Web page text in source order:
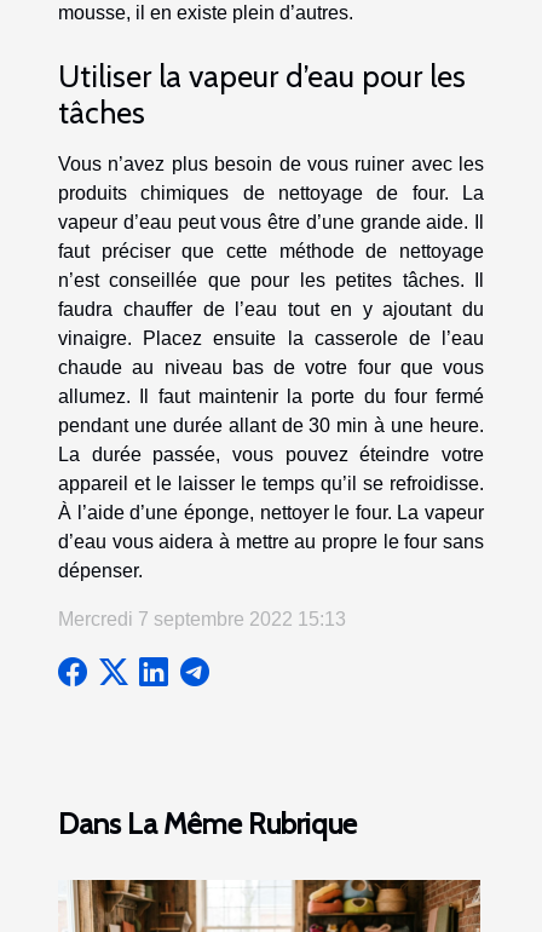
mousse, il en existe plein d’autres.
Utiliser la vapeur d’eau pour les
tâches
Vous n’avez plus besoin de vous ruiner avec les
produits chimiques de nettoyage de four. La
vapeur d’eau peut vous être d’une grande aide. Il
faut préciser que cette méthode de nettoyage
n’est conseillée que pour les petites tâches. Il
faudra chauffer de l’eau tout en y ajoutant du
vinaigre. Placez ensuite la casserole de l’eau
chaude au niveau bas de votre four que vous
allumez. Il faut maintenir la porte du four fermé
pendant une durée allant de 30 min à une heure.
La durée passée, vous pouvez éteindre votre
appareil et le laisser le temps qu’il se refroidisse.
À l’aide d’une éponge, nettoyer le four. La vapeur
d’eau vous aidera à mettre au propre le four sans
dépenser.
Mercredi 7 septembre 2022 15:13
Dans La Même Rubrique